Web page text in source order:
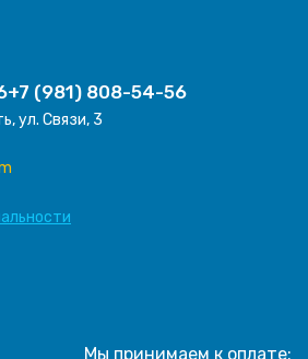
+7 (981) 808-54-56
ул. Связи, 3
Мы принимаем к оплате: